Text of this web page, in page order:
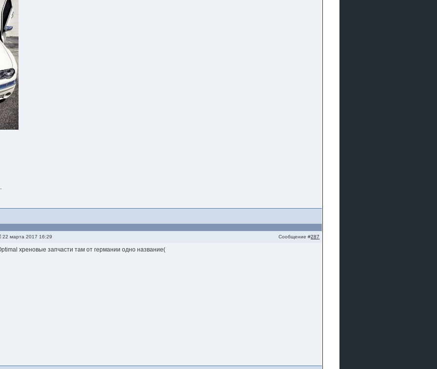
22 марта 2017 16:29 Сообщение #287
хреновые запчасти там от германии одно название(